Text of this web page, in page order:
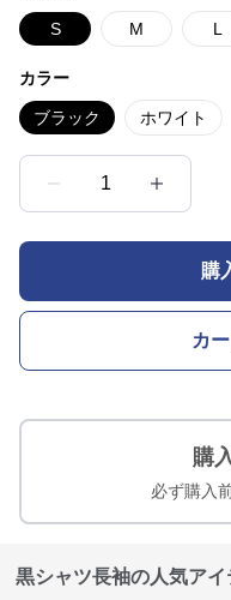
S M L
カラー
ブラック ホワイト
1
購
カ
購
必ず購入
黒シャツ長袖の人気アイ